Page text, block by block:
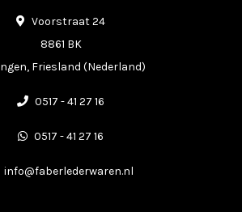
Voorstraat 24
8861 BK
Friesland (Nederland)
0517 - 41 27 16
0517 - 41 27 16
info@faberlederwaren.nl